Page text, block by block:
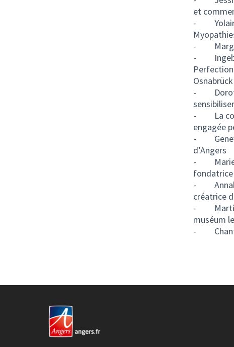
et
-
-
-
-
- La
engagée
-
d’Angers
-
-
créatrice
-
muséum
-